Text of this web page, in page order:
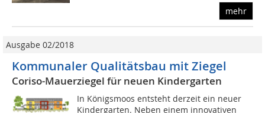
mehr
Ausgabe 02/2018
Kommunaler Qualitätsbau mit Ziegel
Coriso-Mauerziegel für neuen Kindergarten
In Königsmoos entsteht derzeit ein neuer
Kindergarten. Neben einem innovativen